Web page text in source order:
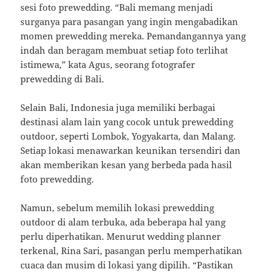
sesi foto prewedding. “Bali memang menjadi
surganya para pasangan yang ingin mengabadikan
momen prewedding mereka. Pemandangannya yang
indah dan beragam membuat setiap foto terlihat
istimewa,” kata Agus, seorang fotografer
prewedding di Bali.
Selain Bali, Indonesia juga memiliki berbagai
destinasi alam lain yang cocok untuk prewedding
outdoor, seperti Lombok, Yogyakarta, dan Malang.
Setiap lokasi menawarkan keunikan tersendiri dan
akan memberikan kesan yang berbeda pada hasil
foto prewedding.
Namun, sebelum memilih lokasi prewedding
outdoor di alam terbuka, ada beberapa hal yang
perlu diperhatikan. Menurut wedding planner
terkenal, Rina Sari, pasangan perlu memperhatikan
cuaca dan musim di lokasi yang dipilih. “Pastikan